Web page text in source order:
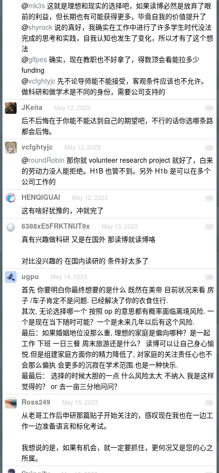
@mk3s 这就是理想和现实的选择吧，如果读博必然是放弃了眼
前的利益，但长期也有可能获得更多，毕竟自我的价值提升了
@shyrock 说的真好，我确实在工作中进行了许多学生时代没法
完成的思考和实践，自我认知也发生了变化，所以才有了这个想
法
@glfpes 确实，现在教职也不好拿了，得数顶会看能拉多少
funding
@vcfghtyjc 先不论导师能不能接受，客观条件应该也不允许。
做科研和做学术是不同的身份，需要公司支持的
14
JKeita May 12, 2023
后不后悔在于你能不能达到自己的期望吧，不行的话你选哪条路
都会后悔。
15
vcfghtyjc May 12, 2023
@roundRobin 那你就 volunteer research project 就好了，白来
的劳动力没人能拒绝。H1B 也管不到。另外 H1b 是可以在多个
公司工作的
16
HENQIGUAI May 12, 2023
这有啥好犹豫的，冲就完了
17
6388xE5FRKTNUT9x May 13, 2023
真有兴趣做科研 又是在国外 那读博就读博咯
对比没兴趣的 在国内读研的 条件好太多了
18
ugpu May 14, 2023
首先 你要明白你最终想要的是什么 既然在美帝 目前状况来看 房
子 /车子肯定不是问题. 已经解决了你的衣食住行.
其次, 无论选择哪一个 按照 op 的意思都有概率面临离境风险. 一
个是现在当下随时可能？一个是未来几年以后有这个风险.
最后：如果婚姻地位没那么重, 理想的家庭是偏向哪种？是一起
工作 下班 一日三餐 周末旅游还是什么？ 读博可以让自己身心愉
悦.但是组建家庭方面你的精力降低了, 对家庭的关注责任心也不
会那么偏执 会更多的沉寂在学术范围.也是一种快乐.
最最后： 选择的时候大胆的一点 什么风险太大 不纳入 我是这样
觉得的？ or 去一亩三分地问问？
19
Ross249 May 15, 2023
从老哥工作后申研那篇贴子开始关注的，感叹现在我也在一边工
作一边准备语言和标化考试。
我想说的是，如果有机会，就一定要抓住，更何况又是您的心之
所属。